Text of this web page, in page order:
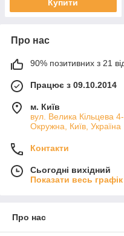
Купити
Про нас
90% позитивних з 21
Працює з 09.10.2014
м. Київ
вул. Велика Кільцева
Окружна, Київ, Україна
Контакти
Сьогодні вихідний
Показати весь
Про нас